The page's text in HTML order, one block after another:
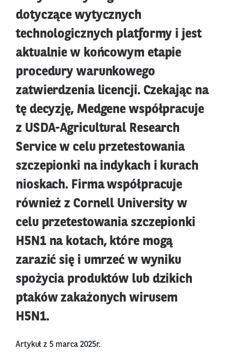
dotyczące wytycznych
technologicznych platformy i jest
aktualnie w końcowym etapie
procedury warunkowego
zatwierdzenia licencji. Czekając na
tę decyzję, Medgene współpracuje
z USDA-Agricultural Research
Service w celu przetestowania
szczepionki na indykach i kurach
nioskach. Firma współpracuje
również z Cornell University w
celu przetestowania szczepionki
H5N1 na kotach, które mogą
zarazić się i umrzeć w wyniku
spożycia produktów lub dzikich
ptaków zakażonych wirusem
H5N1.
Artykuł z 5 marca 2025r.